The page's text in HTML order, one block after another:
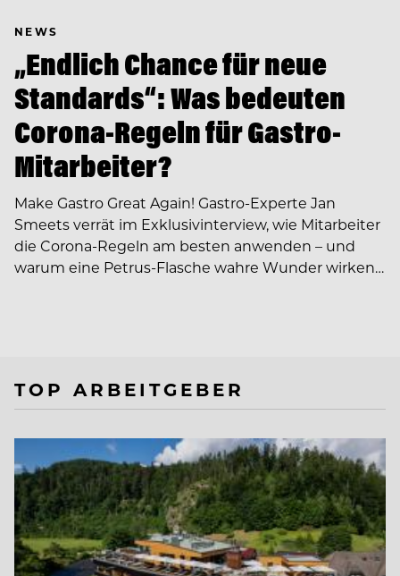
NEWS
„Endlich Chance für neue
Standards“: Was bedeuten
Corona-Regeln für Gastro-
Mitarbeiter?
Make Gastro Great Again! Gastro-Experte Jan
Smeets verrät im Exklusivinterview, wie Mitarbeiter
die Corona-Regeln am besten anwenden – und
warum eine Petrus-Flasche wahre Wunder wirken…
TOP ARBEITGEBER